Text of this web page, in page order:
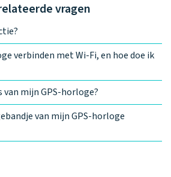
vragen
verbinden met Wi-Fi, en hoe doe ik
van mijn GPS-horloge?
van mijn GPS-horloge